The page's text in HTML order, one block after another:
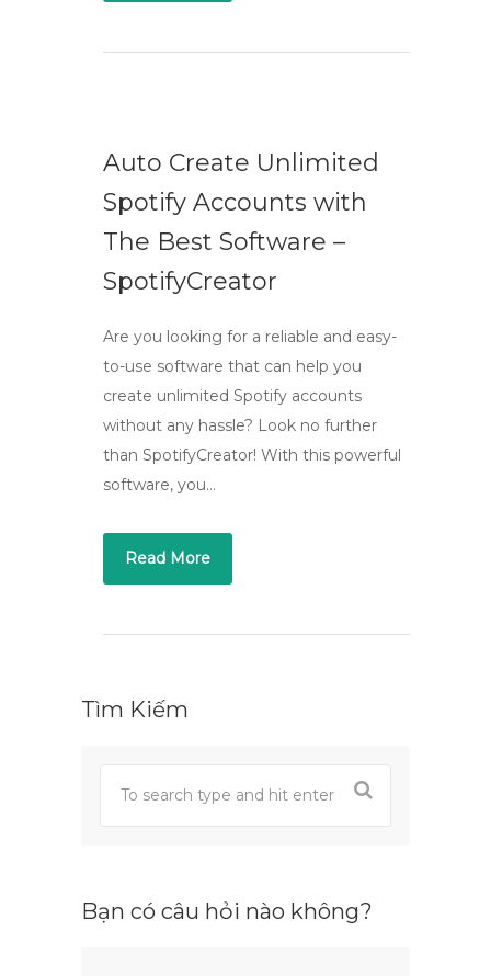
Auto Create Unlimited
Spotify Accounts with
The Best Software –
SpotifyCreator
Are you looking for a reliable and easy-
to-use software that can help you
create unlimited Spotify accounts
without any hassle? Look no further
than SpotifyCreator! With this powerful
software, you…
Read More
Tìm Kiếm
Bạn có câu hỏi nào không?